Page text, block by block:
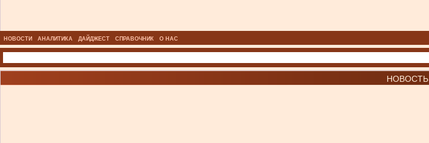
НОВОСТИ АНАЛИТИКА ДАЙДЖЕСТ СПРАВОЧНИК О НАС
НОВОСТЬ